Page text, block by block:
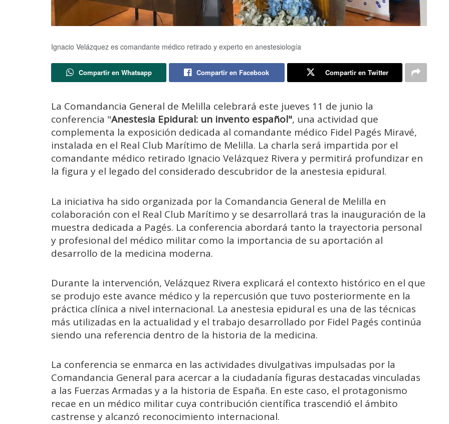
Ignacio Velázquez es comandante médico retirado y experto en anestesiología
Compartir en Whatsapp Compartir en Facebook Compartir en Twitter
La Comandancia General de Melilla celebrará este jueves 11 de junio la
conferencia "Anestesia Epidural: un invento español", una actividad que
complementa la exposición dedicada al comandante médico Fidel Pagés Miravé,
instalada en el Real Club Marítimo de Melilla. La charla será impartida por el
comandante médico retirado Ignacio Velázquez Rivera y permitirá profundizar en
la figura y el legado del considerado descubridor de la anestesia epidural.
La iniciativa ha sido organizada por la Comandancia General de Melilla en
colaboración con el Real Club Marítimo y se desarrollará tras la inauguración de la
muestra dedicada a Pagés. La conferencia abordará tanto la trayectoria personal
y profesional del médico militar como la importancia de su aportación al
desarrollo de la medicina moderna.
Durante la intervención, Velázquez Rivera explicará el contexto histórico en el que
se produjo este avance médico y la repercusión que tuvo posteriormente en la
práctica clínica a nivel internacional. La anestesia epidural es una de las técnicas
más utilizadas en la actualidad y el trabajo desarrollado por Fidel Pagés continúa
siendo una referencia dentro de la historia de la medicina.
La conferencia se enmarca en las actividades divulgativas impulsadas por la
Comandancia General para acercar a la ciudadanía figuras destacadas vinculadas
a las Fuerzas Armadas y a la historia de España. En este caso, el protagonismo
recae en un médico militar cuya contribución científica trascendió el ámbito
castrense y alcanzó reconocimiento internacional.